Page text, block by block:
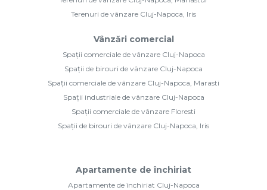
Terenuri de vânzare Cluj-Napoca, Iris
Vânzări comercial
Spații comerciale de vânzare Cluj-Napoca
Spații de birouri de vânzare Cluj-Napoca
Spații comerciale de vânzare Cluj-Napoca, Marasti
Spații industriale de vânzare Cluj-Napoca
Spații comerciale de vânzare Floresti
Spații de birouri de vânzare Cluj-Napoca, Iris
Apartamente de închiriat
Apartamente de închiriat Cluj-Napoca